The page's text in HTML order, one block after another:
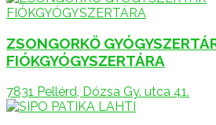
ZSONGORKŐ
FIÓKGYÓGYSZERTÁRA
7831 Pellérd, Dózsa Gy. utca 41.